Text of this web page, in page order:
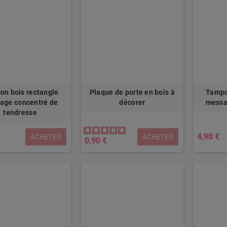
bois rectangle
concentré de
tendresse
ACHETER
Plaque de porte en bois à
décorer
0,90 € ACHETER 4,90 €